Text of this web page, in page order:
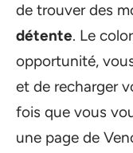
de trouver des
détente. Le
opportunité,
et de recharger
fois que vous
une page de